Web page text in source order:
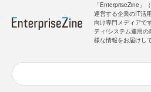
「EnterpriseZine」
運営する企業のIT活
向け専門メディアで
ティ/システム運用
様な情報をお届けし